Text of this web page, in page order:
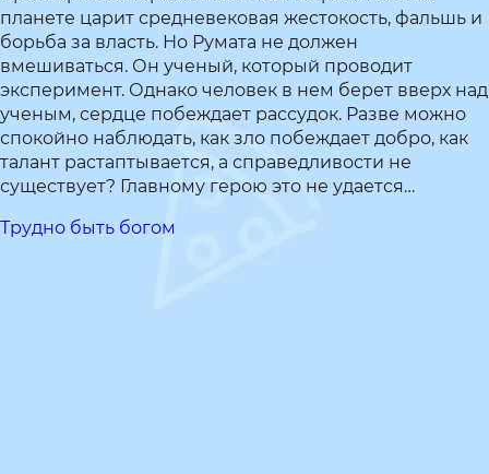
планете царит средневековая жестокость, фальшь и
борьба за власть. Но Румата не должен
вмешиваться. Он ученый, который проводит
эксперимент. Однако человек в нем берет вверх над
ученым, сердце побеждает рассудок. Разве можно
спокойно наблюдать, как зло побеждает добро, как
талант растаптывается, а справедливости не
существует? Главному герою это не удается…
Трудно быть богом